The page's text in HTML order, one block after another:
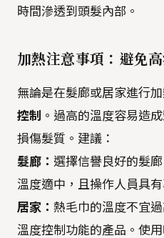
時間滲透到頭髮內部。
加熱注意事項：避免
無論是在髮廊或居家進行
控制 。過高的溫度容易造
損傷髮質。建議：
髮廊： 選擇信譽良好的髮
溫度適中，且操作人員具有
居家： 熱毛巾的溫度不宜
溫度控制功能的產品。使